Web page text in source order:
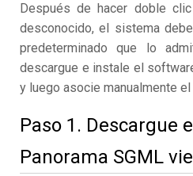
Después de hacer doble
desconocido, el sistema
predeterminado que lo
descargue e instale el
y luego asocie manualmente
Paso 1. Descargue
Panorama SGML